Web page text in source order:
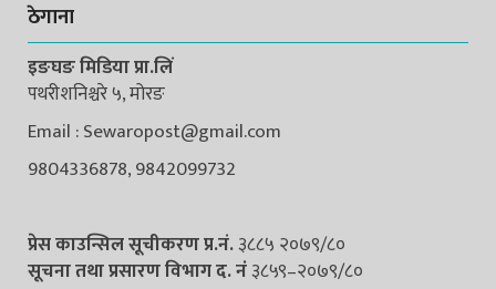
ठेगाना
इङघङ मिडिया प्रा.लिं
पथरीशनिश्चरे ५, मोरङ
Email : Sewaropost@gmail.com
9804336878, 9842099732
प्रेस काउन्सिल सूचीकरण प्र.नं.३८८५ २०७९/८०
सूचना तथा प्रसारण विभाग द. नंं३८५९–२०७९/८०